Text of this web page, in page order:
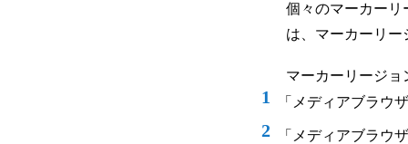
個々のマーカーリ
は、マーカーリ
マーカーリージ
1 「メディアブラウ
2 「メディアブラウ